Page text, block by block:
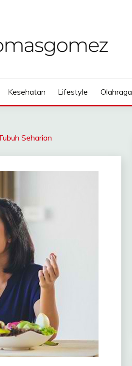
Kesehatan Lifestyle Olahraga
Seharian